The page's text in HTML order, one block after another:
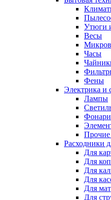
Утюги
Весы
Часы
Фены
Электрика и
Лампы
Фонари
Прочие
Расходники
Для
Для
Для
Для
Для
Для